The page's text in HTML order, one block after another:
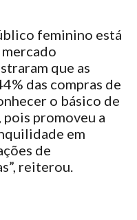
feminino está
que as
das compras de
o básico de
promoveu a
em
de
reiterou.